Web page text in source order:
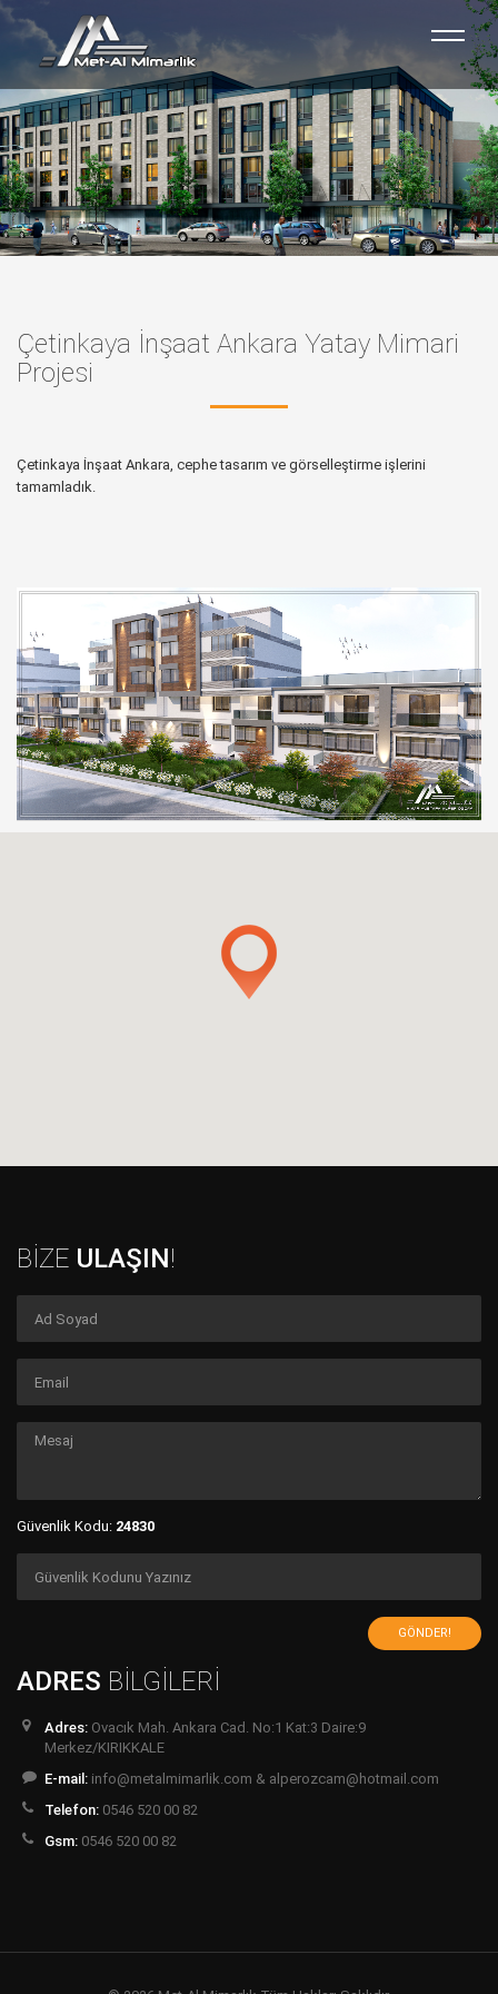
Çetinkaya İnşaat Ankara Yatay Mimari
Projesi
Çetinkaya İnşaat Ankara, cephe tasarım ve görselleştirme işlerini
tamamladık.
BİZE ULAŞIN!
Güvenlik Kodu: 24830
GÖNDER!
ADRES BİLGİLERİ
Adres: Ovacık Mah. Ankara Cad. No:1 Kat:3 Daire:9
Merkez/KIRIKKALE
E-mail: info@metalmimarlik.com & alperozcam@hotmail.com
Telefon: 0546 520 00 82
Gsm: 0546 520 00 82